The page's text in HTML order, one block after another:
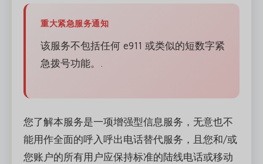
重大紧急服务通知
该服务不包括任何 e911 或类似的短数字紧
急拨号功能。.
您了解本服务是一项增强型信息服务，无意也不
能用作全面的呼入呼出电话替代服务，且您和/或
您账户的所有用户应保持标准的陆线电话或移动